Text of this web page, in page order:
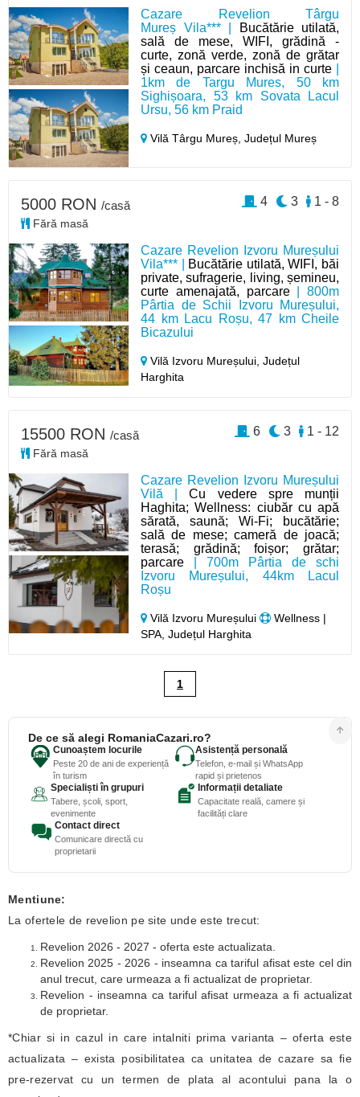
Cazare Revelion Târgu
Mureș Vila*** |
Bucătărie utilată,
sală de mese, WIFI, grădină -
curte, zonă verde, zonă de grătar
și ceaun, parcare inchisă in curte
1km de Targu Mures, 50 km
Sighișoara, 53 km Sovata Lacul
Ursu, 56 km Praid
Vilă Târgu Mureș,Județul Mureș
Cazare Revelion Izvoru Mureșului
Vila*** |
Bucătărie utilată, WIFI, băi
private, sufragerie, living, șemineu,
curte amenajată, parcare| 800m
Pârtia de Schii Izvoru Mureșului,
44 km Lacu Roșu, 47 km Cheile
Bicazului
Vilă Izvoru Mureșului,Județul
Harghita
5000 RON /casă
Fără masă
1 - 8
3
4
Cazare Revelion Izvoru Mureșului
Vilă |Cu vedere spre munții
Haghita; Wellness: ciubăr cu apă
sărată, saună; Wi-Fi; bucătărie;
sală de mese; cameră de joacă;
terasă; grădină; foișor; grătar;
parcare | 700m Pârtia de schi
Izvoru Mureșului, 44km Lacul
Roșu
Vilă Izvoru Mureșului
Wellness |
SPA, Județul Harghita
15500 RON /casă
Fără masă
1 - 12
3
6
1
De ce să alegi RomaniaCazari.ro?
Cunoaștem locurile
Peste 20 de ani de experiență
în turism
Asistență personală
Telefon, e-mail și WhatsApp
rapid și prietenos
Specialiști în grupuri
Tabere, școli, sport,
evenimente
Informații detaliate
Capacitate reală, camere și
facilități clare
Contact direct
Comunicare directă cu
proprietarii
Mentiune:
La ofertele de revelion pe site unde este trecut:
Revelion 2026 - 2027 - oferta este actualizata.
Revelion 2025 - 2026 - inseamna ca tariful afisat este cel din
anul trecut, care urmeaza a fi actualizat de proprietar.
Revelion - inseamna ca tariful afisat urmeaza a fi actualizat
de proprietar.
*Chiar si in cazul in care intalniti prima varianta – oferta este
actualizata – exista posibilitatea ca unitatea de cazare sa fie
pre-rezervat cu un termen de plata al acontului pana la o